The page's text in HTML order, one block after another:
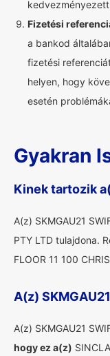
Fizetési
a bankod
fizetési
helyen, hogy
esetén
Gyakran
Kinek tartozik
A(z) SKMGAU21
PTY LTD tulajdona.
FLOOR 11 100
A(z)
A(z) SKMGAU21
hogy ez a(z)